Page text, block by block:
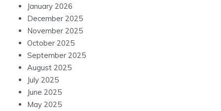
January 2026
December 2025
November 2025
October 2025
September 2025
August 2025
July 2025
June 2025
May 2025